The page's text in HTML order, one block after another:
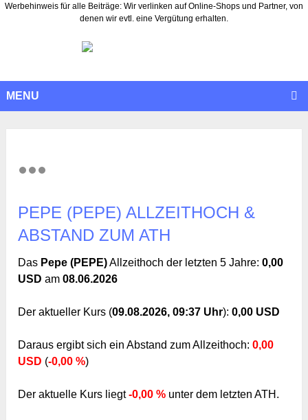
Werbehinweis für alle Beiträge: Wir verlinken auf Online-Shops und Partner, von
denen wir evtl. eine Vergütung erhalten.
MENU
PEPE (PEPE) ALLZEITHOCH &
ABSTAND ZUM ATH
Das Pepe (PEPE)Allzeithoch der letzten 5 Jahre:0,00
USD am08.06.2026
Der aktueller Kurs (09.08.2026, 09:37 Uhr):0,00 USD
Daraus ergibt sich ein Abstand zum Allzeithoch:0,00
USD (-0,00 %)
Der aktuelle Kurs liegt-0,00 % unter dem letzten ATH.